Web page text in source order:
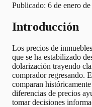
Publicado: 6 de enero
Introducción
Los precios de
que se ha estabilizado
dolarización trayendo
comprador regresando.
comparan
diferencias de precios
tomar decisiones